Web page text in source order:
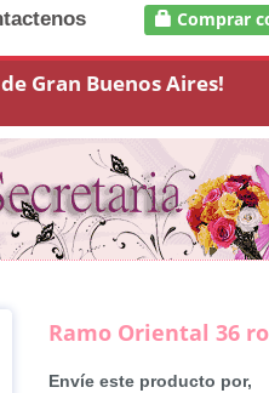
Comprar
Gran Buenos Aires!
Ramo Oriental 36
Envíe este producto por,